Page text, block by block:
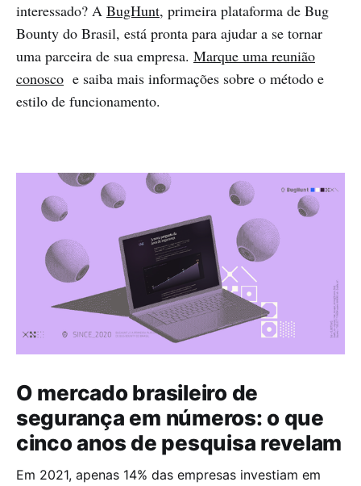
interessado? A BugHunt, primeira plataforma de Bug
Bounty do Brasil, está pronta para ajudar a se tornar
uma parceira de sua empresa. Marque uma reunião
conosco e saiba mais informações sobre o método e
estilo de funcionamento.
O mercado brasileiro de
segurança em números: o que
cinco anos de pesquisa revelam
Em 2021, apenas 14% das empresas investiam em